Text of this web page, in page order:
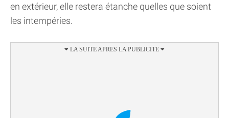
en extérieur, elle restera étanche quelles que soient
les intempéries.